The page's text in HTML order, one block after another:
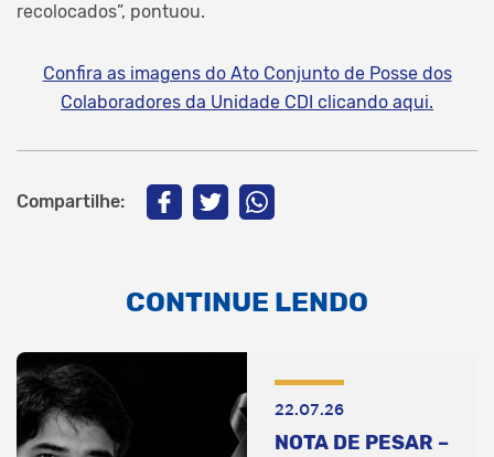
recolocados”, pontuou.
Confira as imagens do Ato Conjunto de Posse dos
Colaboradores da Unidade CDI clicando aqui.
Compartilhe:
CONTINUE LENDO
22.07.26
NOTA DE PESAR –